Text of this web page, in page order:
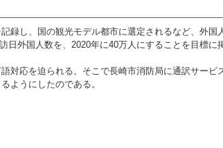
録し、国の観光モデル都市に選定されるなど、外国
日外国人数を、2020年に40万人にすることを目標に
対応を迫られる。そこで長崎市消防局に通訳サービ
ようにしたのである。